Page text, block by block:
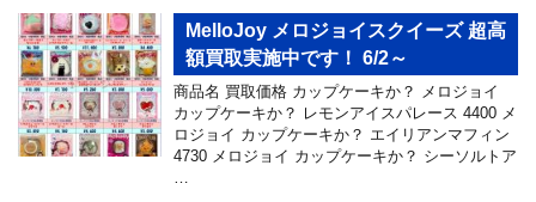
MelloJoy メロジョイスクイーズ 超高
額買取実施中です！ 6/2～
商品名 買取価格 カップケーキか？ メロジョイ
カップケーキか？ レモンアイスパレース 4400 メ
ロジョイ カップケーキか？ エイリアンマフィン
4730 メロジョイ カップケーキか？ シーソルトア